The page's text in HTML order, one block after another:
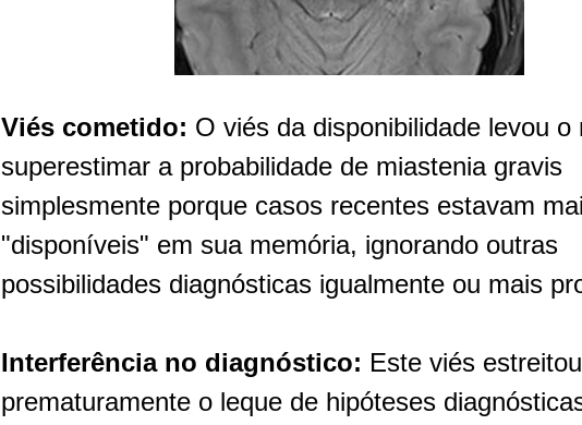
Viés cometido: O viés da disponibilidade levou o
superestimar a probabilidade de miastenia gravis
simplesmente porque casos recentes estavam
"disponíveis" em sua memória, ignorando outras
possibilidades diagnósticas igualmente ou mais
Interferência no diagnóstico: Este viés estreitou
prematuramente o leque de hipóteses